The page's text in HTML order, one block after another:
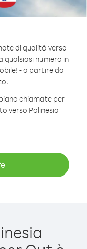
di qualità verso
qualsiasi numero in
- a partire da
chiamate per
verso Polinesia